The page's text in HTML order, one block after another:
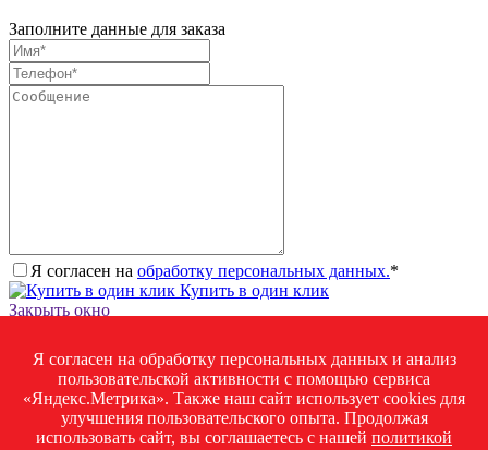
Заполните данные для заказа
Я согласен на обработку персональных данных.*
Купить в один клик
Закрыть окно
Загрузка товара
Заполните данные для запроса цены
Я согласен на обработку персональных данных и анализ
пользовательской активности с помощью сервиса
«Яндекс.Метрика». Также наш сайт использует cookies для
улучшения пользовательского опыта. Продолжая
использовать сайт, вы соглашаетесь с нашей политикой